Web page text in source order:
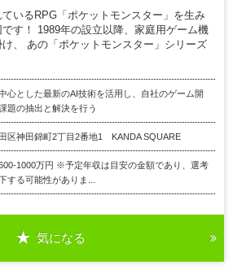
いるRPG「ポケットモンスター」を生み
す！ 1989年の設立以降、家庭用ゲーム機
、 あの「ポケットモンスター」シリーズ
心とした最新のAI技術を活用し、自社のゲーム開
題の抽出と解決を行う
区神田錦町2丁目2番地1 KANDA SQUARE
1000万円 ※予定年収は目安の金額であり、選考
する可能性がありま...
気になる